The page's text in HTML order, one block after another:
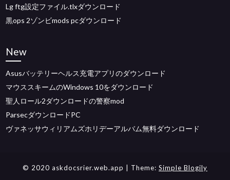
Lg ftg設定ファイル.tlxダウンロード
黒ops 2ゾンビmods pcダウンロード
New
Asusバッテリーヘルス充電アプリのダウンロード
マウススキームのWindows 10をダウンロード
聖人ロール2ダウンロードの警察mod
ParsecダウンロードPC
ヴァネッサウィリアムズホリデーアルバム無料ダウンロード
© 2020 askdocsrier.web.app | Theme: Simple Blogily